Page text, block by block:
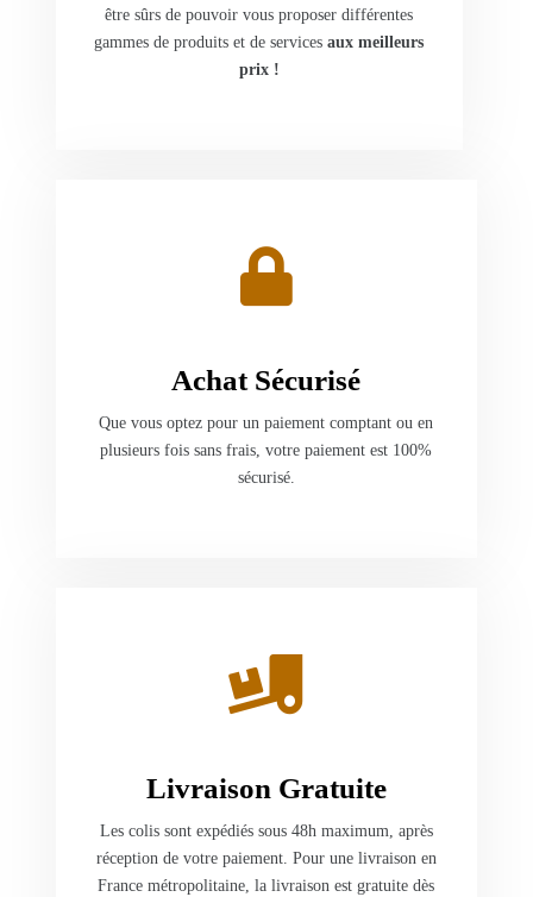
être sûrs de pouvoir vous proposer différentes
gammes de produits et de servicesaux meilleurs
prix !
Achat Sécurisé
Que vous optez pour un paiement comptant ou en
plusieurs fois sans frais, votre paiement est 100%
sécurisé.
Livraison Gratuite
Les colis sont expédiés sous 48h maximum, après
réception de votre paiement. Pour une livraison en
France métropolitaine, la livraison est gratuite dès